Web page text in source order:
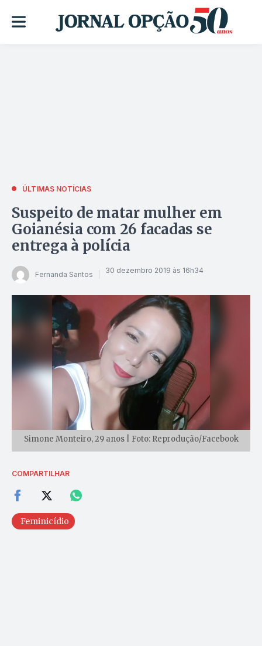
ÚLTIMAS NOTÍCIAS
Suspeito de matar mulher em
Goianésia com 26 facadas se
entrega à polícia
Fernanda Santos 30 dezembro 2019 às 16h34
Simone Monteiro, 29 anos | Foto: Reprodução/Facebook
COMPARTILHAR
Feminicídio